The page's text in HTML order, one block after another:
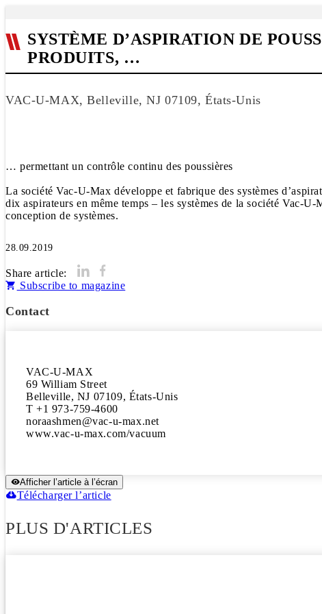
SYSTÈME D’ASPIRATION DE
PRODUITS, …
VAC-U-MAX, Belleville, NJ 07109, États-Unis
… permettant un contrôle continu des poussières
La société Vac-U-Max développe et fabrique des systèmes
dix aspirateurs en même temps – les systèmes de la société Vac-
conception de systèmes.
28.09.2019
Share article:
Subscribe to magazine
Contact
VAC-U-MAX
69 William Street
Belleville, NJ 07109, États-Unis
T +1 973-759-4600
noraashmen@vac-u-max.net
www.vac-u-max.com/vacuum
Afficher l’article à l’écran
Télécharger l’article
PLUS D'ARTICLES